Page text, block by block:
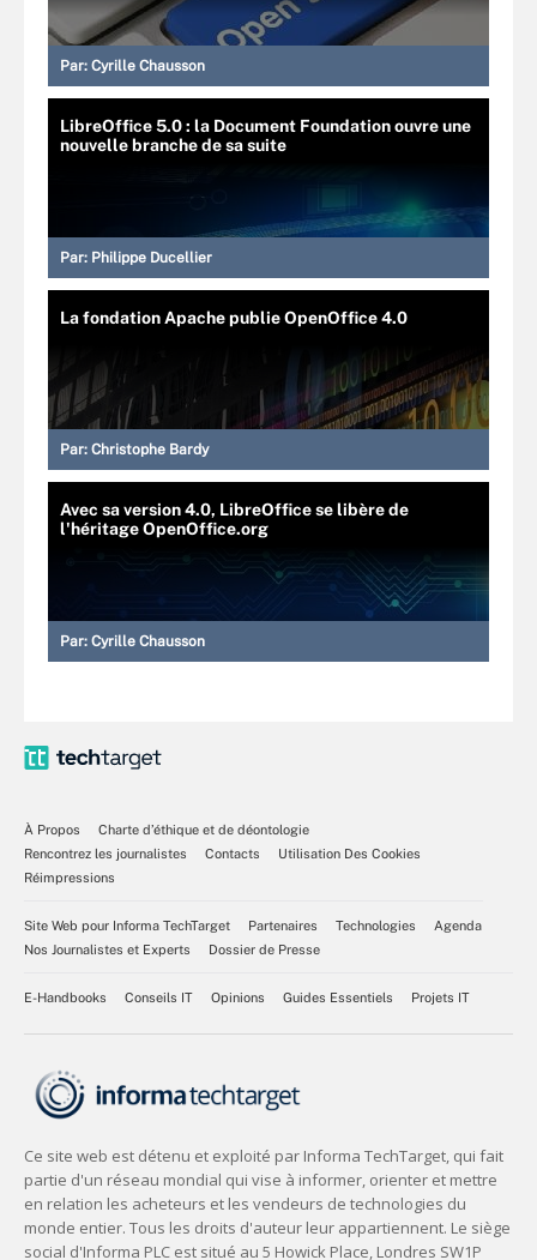
Par: Cyrille Chausson
LibreOffice 5.0 : la Document Foundation ouvre une
nouvelle branche de sa suite
Par: Philippe Ducellier
La fondation Apache publie OpenOffice 4.0
Par: Christophe Bardy
Avec sa version 4.0, LibreOffice se libère de
l'héritage OpenOffice.org
Par: Cyrille Chausson
À Propos
Charte d’éthique et de déontologie
Rencontrez les journalistes
Contacts
Utilisation Des Cookies
Réimpressions
Site Web pour Informa TechTarget Partenaires Technologies
Agenda
Nos Journalistes et Experts
Dossier de Presse
E-Handbooks Conseils IT Opinions Guides Essentiels Projets IT